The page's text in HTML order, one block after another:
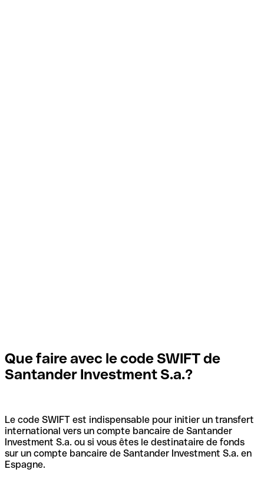
Que faire avec le code SWIFT de
Santander Investment S.a.?
Le code SWIFT est indispensable pour initier un transfert
international vers un compte bancaire de Santander
Investment S.a. ou si vous êtes le destinataire de fonds
sur un compte bancaire de Santander Investment S.a. en
Espagne.